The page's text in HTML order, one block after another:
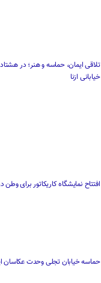
تلاقی ایمان، حماسه و هنر؛ در
خیابانی ازنا
افتتاح نمایشگاه کاریکاتور برای وطن
حماسه خیابان تجلی وحدت عکاسان